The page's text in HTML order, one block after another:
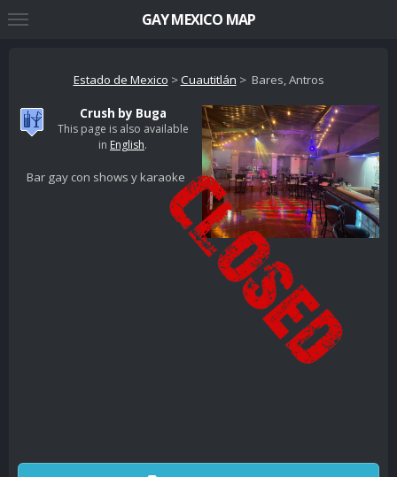
Estado de Mexico >Cuautitlán > Bares, Antros
Crush by Buga
This page is also available
in English.
Bar gay con shows y karaoke
GAY MEXICO MAP